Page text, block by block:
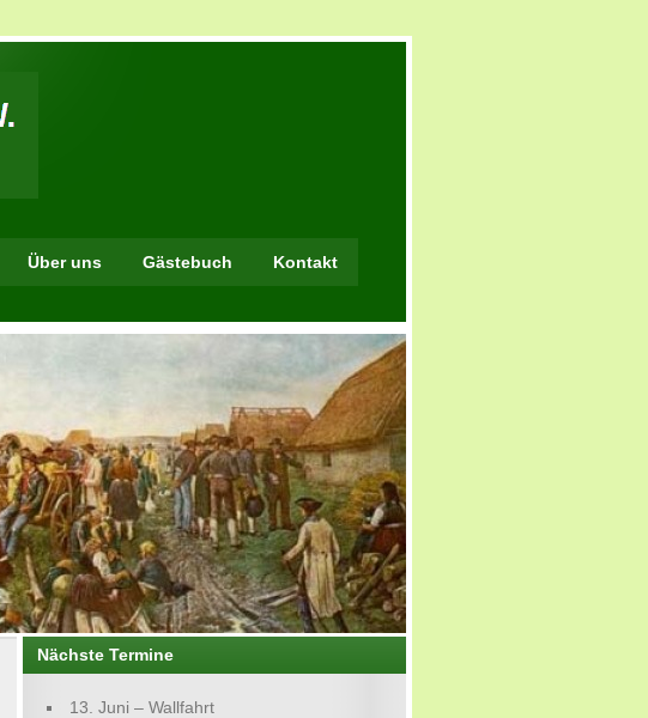
Über uns Gästebuch Kontakt
Nächste Termine
13. Juni – Wallfahrt